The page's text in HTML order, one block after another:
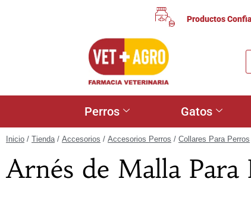
Productos
Perros Gatos
Inicio / Tienda/ Accesorios / Accesorios Perros / Collares Para Perros
Arnés de Malla Para